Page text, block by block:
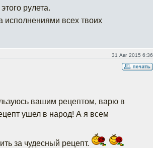
рулета.
исполнениями всех твоих
31 Авг 2015 6:36
вашим рецептом, варю в
ушел в народ! А я всем
за чудесный рецепт.